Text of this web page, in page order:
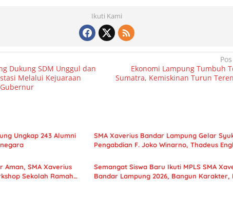
Ikuti Kami
Dukung SDM Unggul dan
Melalui Kejuaraan
Ekonomi Lampung Tumbuh
Sumatra, Kemiskinan Turun
Ungkap 243 Alumni
SMA Xaverius Bandar Lampung Gelar
Pengabdian F. Joko Winarno, Thadeus
Aman, SMA Xaverius
Sekolah Ramah
Semangat Siswa Baru Ikuti MPLS SMA
Bandar Lampung 2026, Bangun Karakter,